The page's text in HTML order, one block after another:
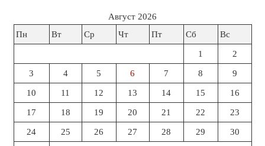
Август 2026
Пн
Вт Ср Чт Пт Сб Вс
1 2
3 4 5 6 7 8 9
10 11 12 13 14 15 16
17 18 19 20 21 22 23
24 25 26 27 28 29 30